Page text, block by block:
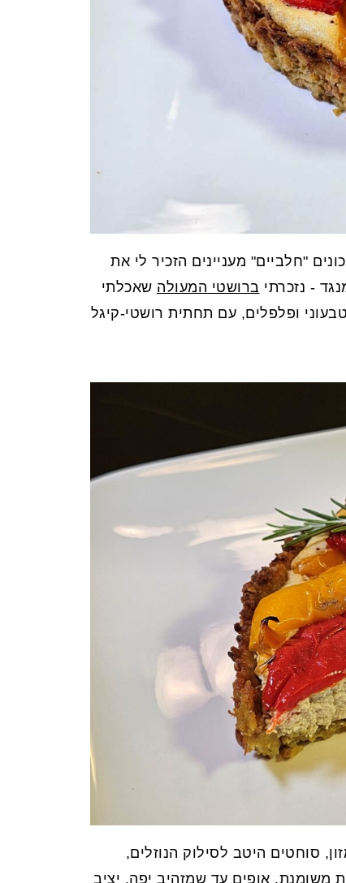
"חלביים" מעניינים הזכיר לי את
- נזכרתי ברושטי המעולה שאכלתי
ופלפלים, עם תחתית רושטי-קיגל
סוחטים היטב לסילוק הנוזלים,
משומנת. אופים עד שמזהיב יפה, יציב